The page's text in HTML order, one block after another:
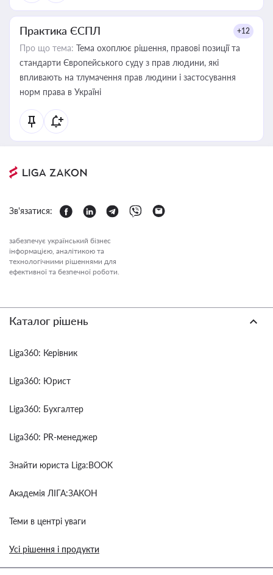
Практика ЄСПЛ +12
Про що тема: Тема охоплює рішення, правові позиції та
стандарти Європейського суду з прав людини, які
впливають на тлумачення прав людини і застосування
норм права в Україні
Зв'язатися:
забезпечує український бізнес
інформацією, аналітикою та
технологічними рішеннями для
ефективної та безпечної роботи.
Каталог рішень
Liga360: Керівник
Liga360: Юрист
Liga360: Бухгалтер
Liga360: PR-менеджер
Знайти юриста Liga:BOOK
Академія ЛІГА:ЗАКОН
Теми в центрі уваги
Усі рішення і продукти